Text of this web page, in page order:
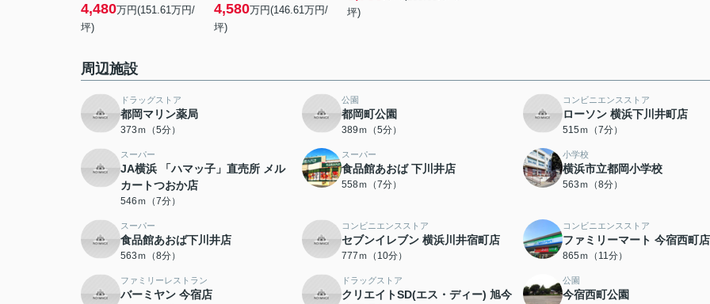
4,480万円(151.61万円/
坪)
4,580万円(146.61万円/
坪)
坪)
周辺施設
ドラッグストア
都岡マリン薬局
373ｍ（5分）
公園
都岡町公園
389ｍ（5分）
コンビニエンスストア
ローソン 横浜下川井町店
515ｍ（7分）
スーパー
JA横浜 「ハマッ子」直売所 メル
カートつおか店
546ｍ（7分）
スーパー
食品館あおば 下川井店
558ｍ（7分）
小学校
横浜市立都岡小学校
563ｍ（8分）
スーパー
食品館あおば下川井店
563ｍ（8分）
コンビニエンスストア
セブンイレブン 横浜川井宿町店
777ｍ（10分）
コンビニエンスストア
ファミリーマート 今宿西町店
865ｍ（11分）
ファミリーレストラン
バーミヤン 今宿店
ドラッグストア
クリエイトSD(エス・ディー) 旭今
公園
今宿西町公園